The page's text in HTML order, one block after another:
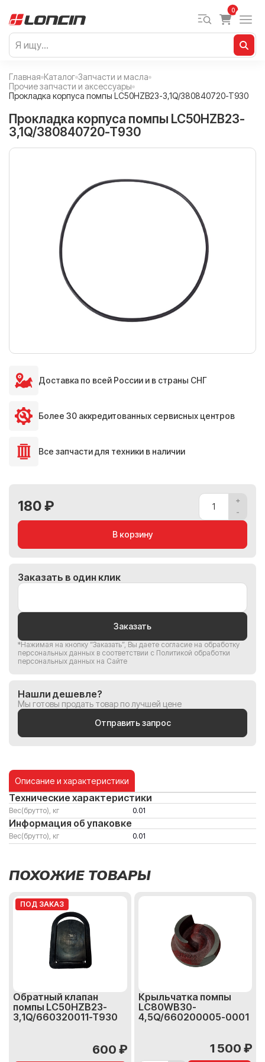
0
Главная Каталог Запчасти и масла
Прочие запчасти и аксессуары
Прокладка корпуса помпы LC50HZB23-3,1Q/380840720-T930
Доставка по всей России и в страны СНГ
Более 30 аккредитованных сервисных центров
Все запчасти для техники в наличии
Прокладка корпуса помпы LC50HZB23-
3,1Q/380840720-T930
180 ₽
В корзину
Заказать в один клик
Заказать
*Нажимая на кнопку “Заказать”, Вы даете согласие на обработку
персональных данных в соответствии с Политикой обработки
персональных данных на Сайте
Нашли дешевле?
Мы готовы продать товар по лучшей цене
Отправить запрос
Описание и характеристики
Технические характеристики
Вес(брутто), кг 0.01
Информация об упаковке
Вес(брутто), кг 0.01
ПОХОЖИЕ ТОВАРЫ
ПОД ЗАКАЗ
Обратный клапан
помпы LC50HZB23-
3,1Q/660320011-T930
600 ₽
Крыльчатка помпы
LC80WB30-
4,5Q/660200005-0001
1 500 ₽